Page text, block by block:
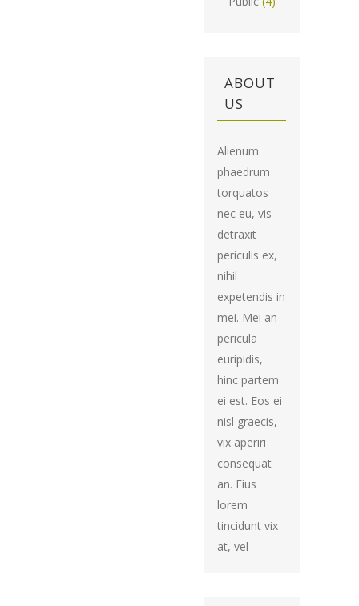
ABOUT
US
Alienum
phaedrum
torquatos
nec eu, vis
detraxit
periculis ex,
nihil
expetendis in
mei. Mei an
pericula
euripidis,
hinc partem
ei est. Eos ei
nisl graecis,
vix aperiri
consequat
an. Eius
lorem
tincidunt vix
at, vel